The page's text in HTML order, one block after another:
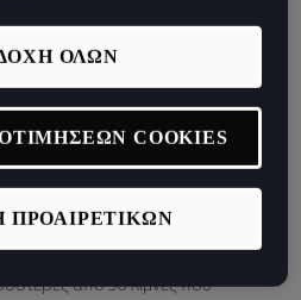
σκεπές ενώ είναι περικυκλωμένο
H ομάδα σχεδίασης του
τη φύση», εξηγεί η Francesca
από 50 λίμνες που
ΠΡΟΑΙΡΕΤΙΚΩΝ
ΟΛΩΝ
COOKIES